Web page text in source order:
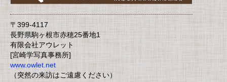
〒399-4117
長野県駒ヶ根市赤穂25番地1
有限会社アウレット
[宮崎学写真事務所]
www.owlet.net
（突然の来訪はご遠慮ください）